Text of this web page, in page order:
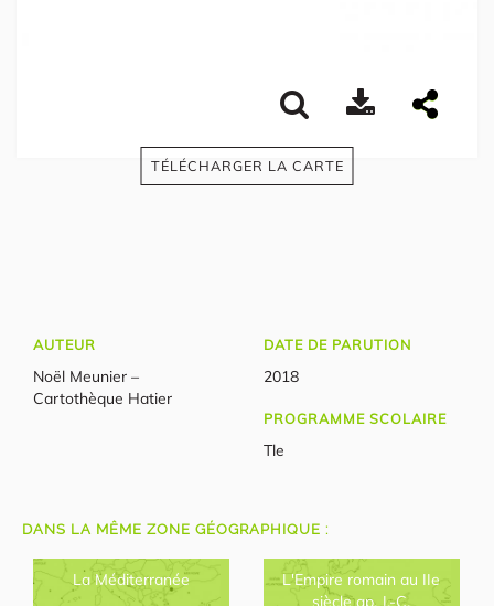
TÉLÉCHARGER LA CARTE
AUTEUR
Noël Meunier –
Cartothèque Hatier
DATE DE PARUTION
2018
PROGRAMME SCOLAIRE
Tle
DANS LA MÊME ZONE GÉOGRAPHIQUE :
La Méditerranée
L'Empire romain au IIe
siècle ap. J.-C.